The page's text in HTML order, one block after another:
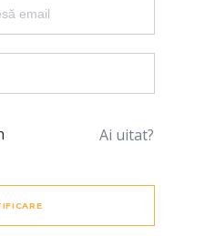
Ai uitat?